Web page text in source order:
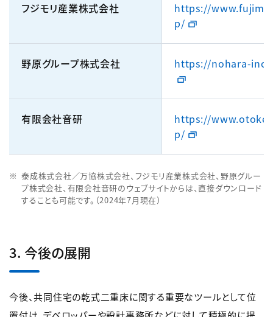
フジモリ産業株式会社
https://
p/
野原グループ株式会社 https://nohara-
有限会社音研
https://
p/
泰成株式会社／万協株式会社、フジモリ産業株式会社、野原グルー
プ株式会社、有限会社音研のウェブサイトからは、直接ダウンロード
することも可能です。（2024年7月現在）
3. 今後の展開
今後、共同住宅の乾式二重床に関する重要なツールとして位